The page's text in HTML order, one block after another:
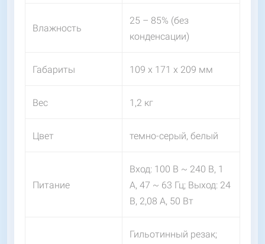
Влажность
25 – 85% (без
конденсации)
Габариты 109 x 171 x 209 мм
Вес 1,2 кг
Цвет темно-серый, белый
Питание
Вход: 100 В ~ 240 В, 1
А, 47 ~ 63 Гц; Выход: 24
В, 2,08 А, 50 Вт
Гильотинный резак;